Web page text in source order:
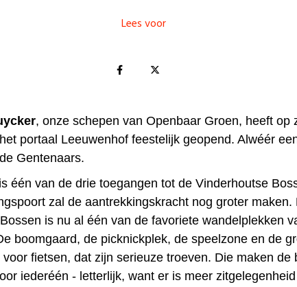
Lees voor
, onze schepen van Openbaar Groen, heeft op
portaal Leeuwenhof feestelijk geopend. Alwéér
Gentenaars.
één van de drie toegangen tot de Vinderhoutse
zal de aantrekkingskracht nog groter maken.
is nu al één van de favoriete wandelplekken
boomgaard, de picknickplek, de speelzone en de
fietsen, dat zijn serieuze troeven. Die maken de
iederéén - letterlijk, want er is meer